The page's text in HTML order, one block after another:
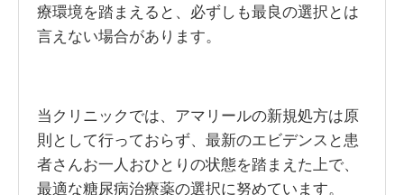
療環境を踏まえると、必ずしも最良の選択とは
言えない場合があります。
当クリニックでは、アマリールの新規処方は原
則として行っておらず、最新のエビデンスと患
者さんお一人おひとりの状態を踏まえた上で、
最適な糖尿病治療薬の選択に努めています。